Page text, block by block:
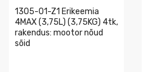
1305-01-Z1 Erikeemia
4MAX (3,75L) (3,75KG) 4tk,
rakendus: mootor nõud
sõid